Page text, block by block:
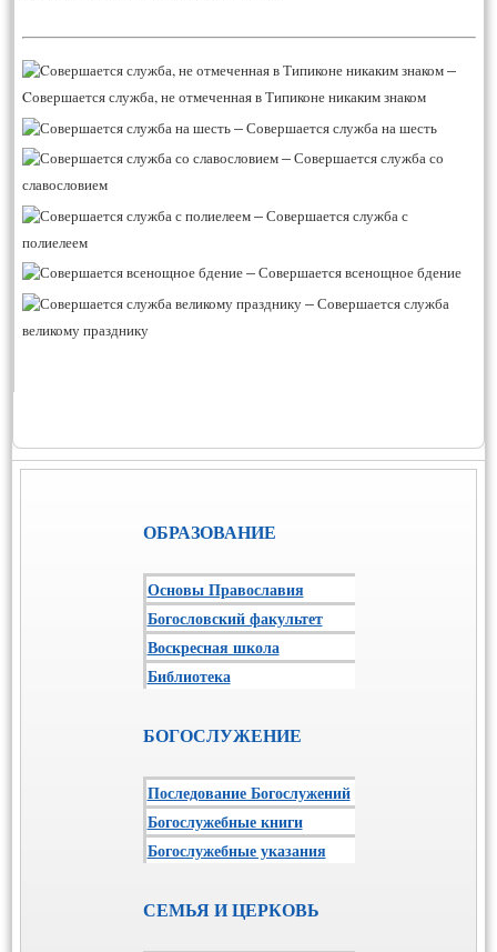
–
Cовершается служба, не отмеченная в Типиконе никаким знаком
–Совершается служба на шесть
–Совершается служба со
славословием
–Совершается служба с
полиелеем
–Совершается всенощное бдение
–Совершается служба
великому празднику
ОБРАЗОВАНИЕ
Основы Православия
Богословский факультет
Воскресная школа
Библиотека
БОГОСЛУЖЕНИЕ
Последование Богослужений
Богослужебные книги
Богослужебные указания
СЕМЬЯ И ЦЕРКОВЬ